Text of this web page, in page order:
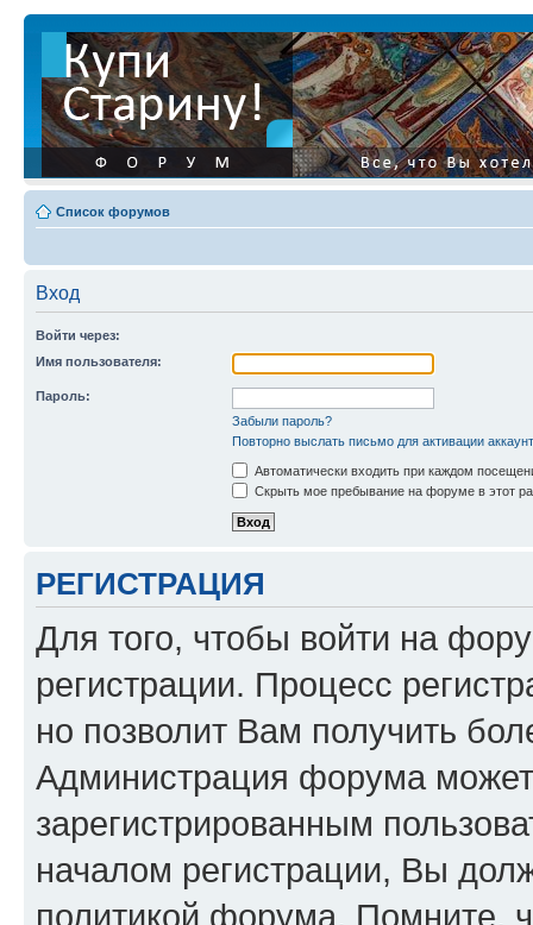
Список форумов
Вход
Войти через:
Имя пользователя:
Пароль:
Забыли пароль?
Повторно выслать письмо для активации
Автоматически входить при каждом
Скрыть мое пребывание на форуме в этот
РЕГИСТРАЦИЯ
Для того, чтобы войти на
регистрации. Процесс
но позволит Вам получить
Администрация форума может
зарегистрированным
началом регистрации, Вы
политикой форума. Помните,